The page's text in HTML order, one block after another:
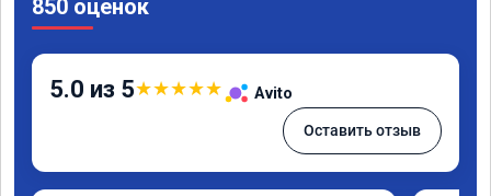
850 оценок
5.0 из 5★★★★★ Avito
Оставить отзыв